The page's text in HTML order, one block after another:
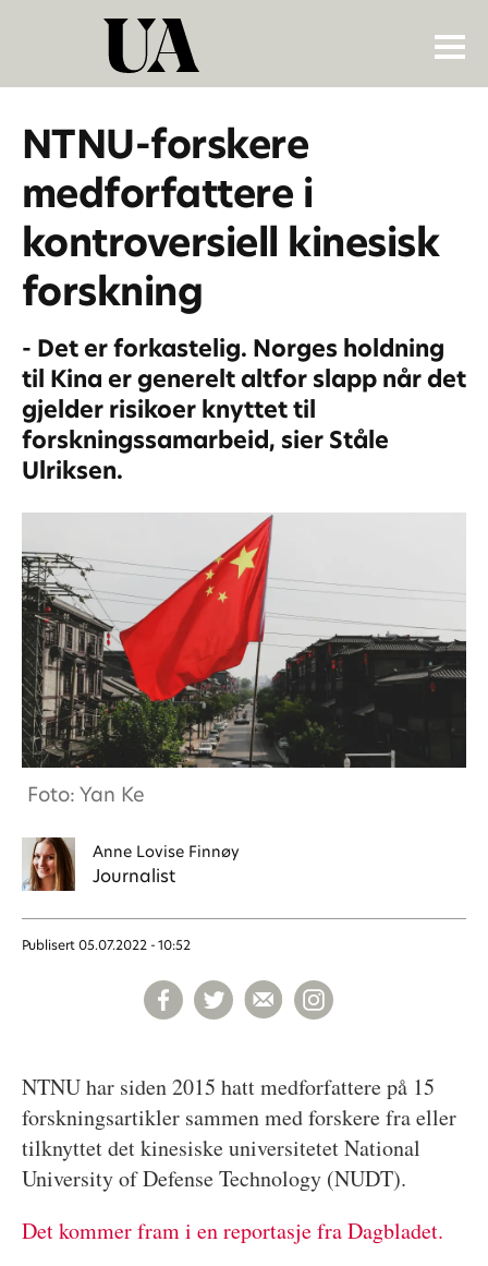
NTNU-forskere
medforfattere i
kontroversiell kinesisk
forskning
- Det er forkastelig. Norges holdning
til Kina er generelt altfor slapp når det
gjelder risikoer knyttet til
forskningssamarbeid, sier Ståle
Ulriksen.
Foto: Yan Ke
Anne Lovise Finnøy
Journalist
Publisert 05.07.2022 - 10:52
NTNU har siden 2015 hatt medforfattere på 15
forskningsartikler sammen med forskere fra eller
tilknyttet det kinesiske universitetet National
University of Defense Technology (NUDT).
Det kommer fram i en reportasje fra Dagbladet.